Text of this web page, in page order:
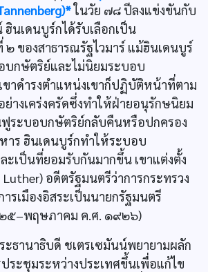
ในวัย ๗๘ ปีลงแข่งขันกับ
นเดนบูร์กได้รับเลือกเป็น
ของสาธารณรัฐไวมาร์ แม้ฮินเดนบูร์
กษัตริย์และไม่นิยมระบอบ
ขาดำรงตำแหน่งเขาก็ปฏิบัติหน้าที่ตาม
ย่างเคร่งครัดซึ่งทำให้ฝ่ายอนุรักษนิยม
ระบอบกษัตริย์กลับคืนหรือปกครอง
ร ฮินเดนบูร์กทำให้ระบอบ
ะเป็นที่ยอมรับกันมากขึ้น เขาแต่งตั้ง
Luther) อดีตรัฐมนตรีว่าการกระทรวง
รเมืองอิสระเป็นนายกรัฐมนตรี
๕–พฤษภาคม ค.ศ. ๑๙๒๖)
ะธานาธิบดี ชเตรเซมันน์พยายามผลัก
ประชุมระหว่างประเทศขึ้นเพื่อแก้ไข